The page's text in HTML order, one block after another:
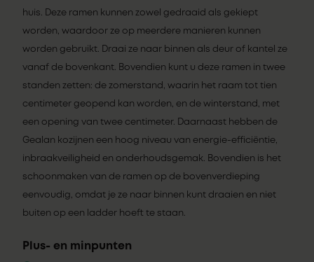
huis. Deze ramen kunnen zowel gedraaid als gekiept
worden, waardoor ze op meerdere manieren kunnen
worden gebruikt. Draai ze naar binnen als deur of kantel ze
vanaf de bovenkant. Bovendien kunt u deze ramen in twee
standen zetten: de zomerstand, waarin het raam tot tien
centimeter geopend kan worden, en de winterstand, met
een opening van twee centimeter. Daarnaast hebben de
Gealan kozijnen een hoog niveau van energie-efficiëntie,
inbraakveiligheid en onderhoudsgemak. Bovendien is het
schoonmaken van de ramen op de bovenverdieping
eenvoudig, omdat je ze naar binnen kunt draaien en niet
buiten op een ladder hoeft te staan.
Plus- en minpunten